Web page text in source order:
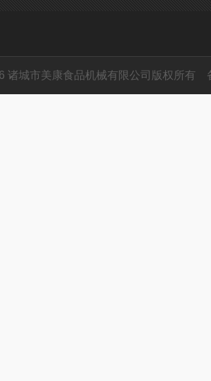
诸城市美康食品机械有限公司版权所有